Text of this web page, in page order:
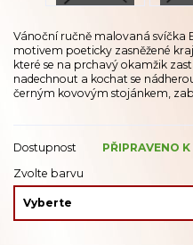
Vánoční ručně malovaná svíčka
motivem poeticky zasněžené
které se na prchavý okamžik
nadechnout a kochat se
černým kovovým stojánkem,
Dostupnost
PŘIPRAVENO
Zvolte barvu